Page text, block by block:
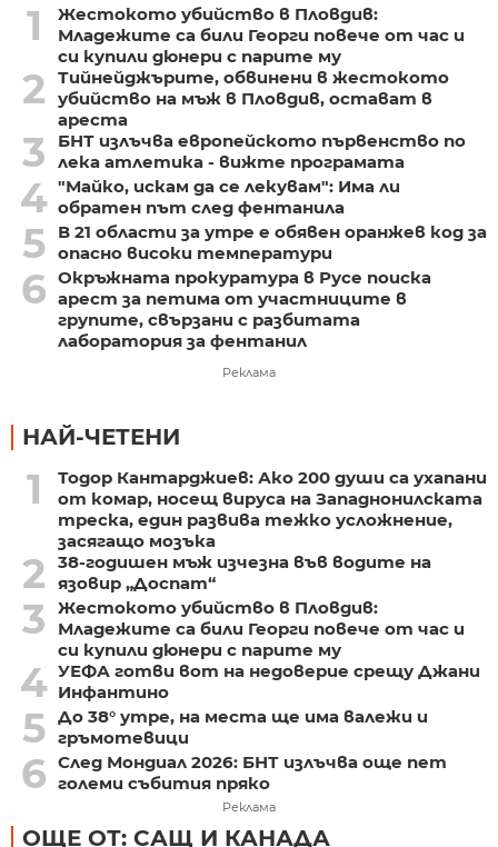
1
Жестокото убийство в Пловдив:
Младежите са били Георги повече от час и
си купили дюнери с парите му
2
Тийнейджърите, обвинени в жестокото
убийство на мъж в Пловдив, остават в
ареста
3
БНТ излъчва европейското първенство по
лека атлетика - вижте програмата
4 "Майко, искам да се лекувам": Има ли
обратен път след фентанила
5
В 21 области за утре е обявен оранжев код за
опасно високи температури
6 Окръжната прокуратура в Русе поиска
арест за петима от участниците в
групите, свързани с разбитата
лаборатория за фентанил
Реклама
НАЙ-ЧЕТЕНИ
1
Тодор Кантарджиев: Ако 200 души са ухапани
от комар, носещ вируса на Западнонилската
треска, един развива тежко усложнение,
засягащо мозъка
2
38-годишен мъж изчезна във водите на
язовир „Доспат“
3
Жестокото убийство в Пловдив:
Младежите са били Георги повече от час и
си купили дюнери с парите му
4 УЕФА готви вот на недоверие срещу Джани
Инфантино
5 До 38° утре, на места ще има валежи и
гръмотевици
6 След Мондиал 2026: БНТ излъчва още пет
големи събития пряко
Реклама
ОЩЕ ОТ: САЩ И КАНАДА